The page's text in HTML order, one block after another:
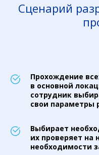
Сценарий
Прохождение
в основной
сотрудник
свои параметры
Выбирает
их проверяет на
необходимости